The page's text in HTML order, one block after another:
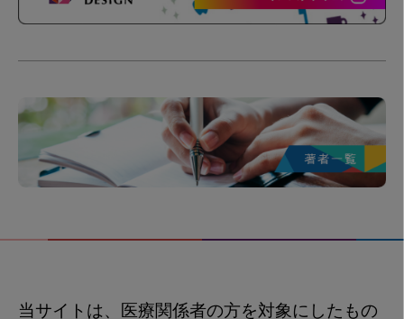
当サイトは、医療関係者の方を対象にしたもの